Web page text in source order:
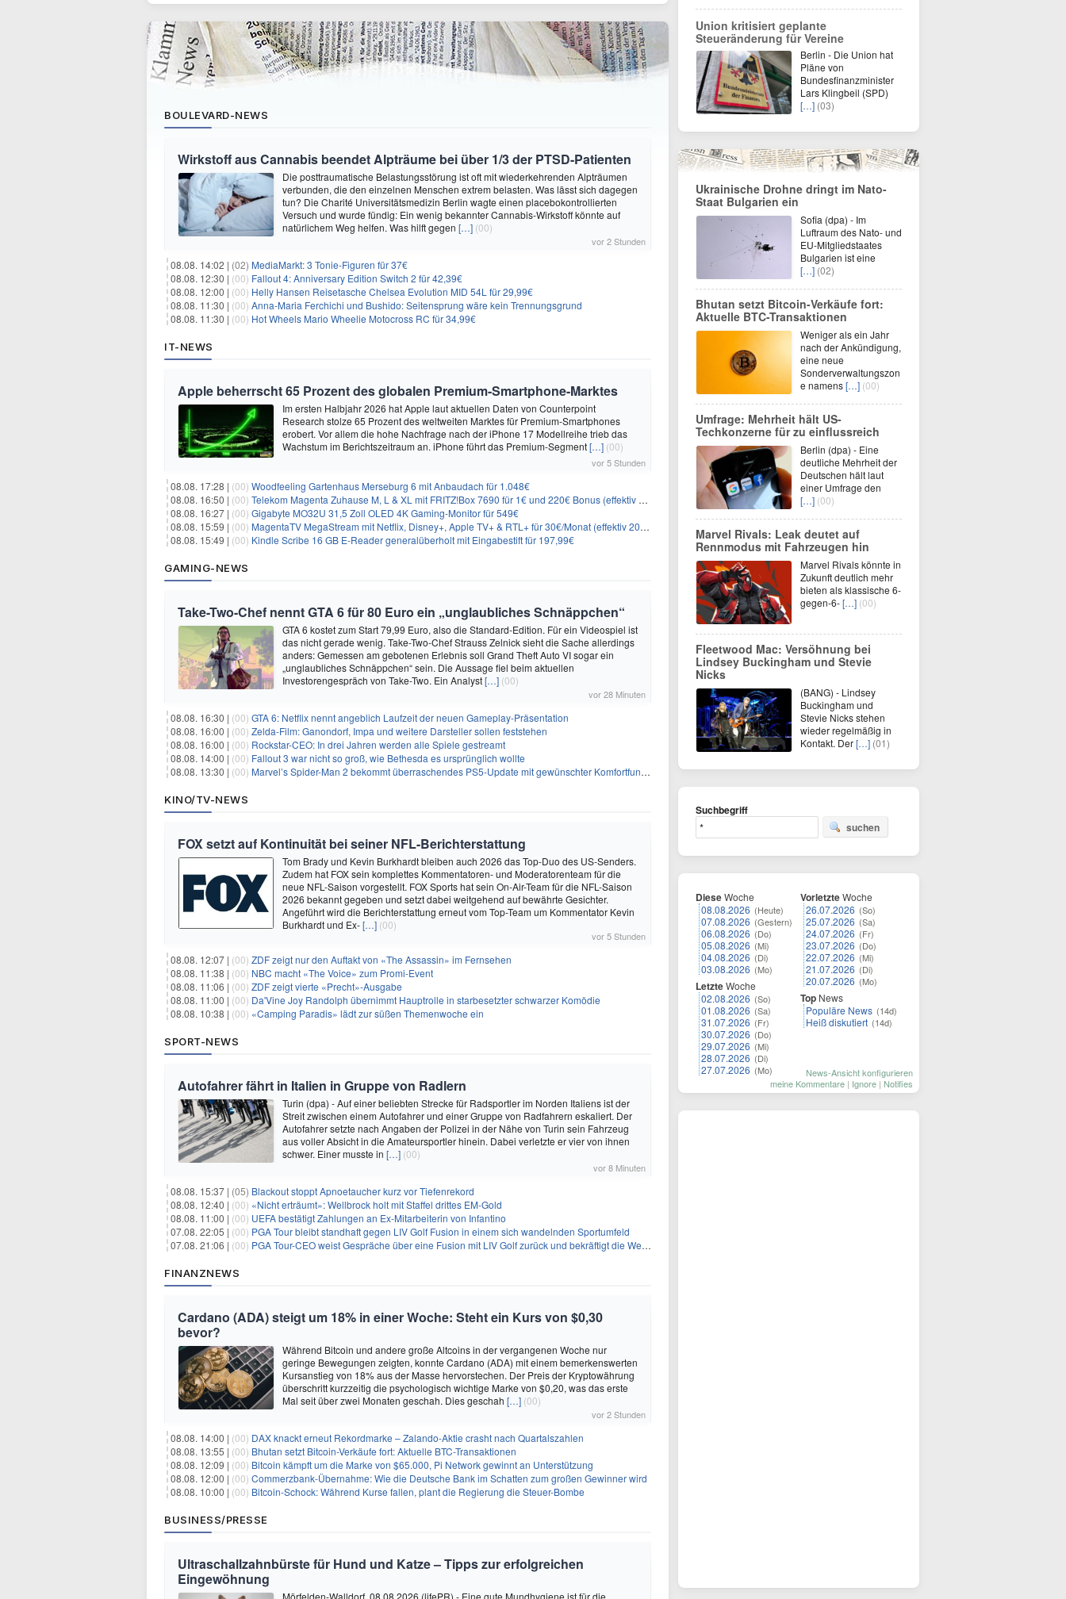
BOULEVARD-NEWS
Wirkstoff aus Cannabis beendet Alpträume bei über 1/3 der PTSD-Patienten
Die posttraumatische Belastungsstörung ist oft mit wiederkehrenden Alpträumen
verbunden, die den einzelnen Menschen extrem belasten. Was lässt sich dagegen
tun? Die Charité Universitätsmedizin Berlin wagte einen placebokontrollierten
Versuch und wurde fündig: Ein wenig bekannter Cannabis-Wirkstoff könnte auf
natürlichem Weg helfen. Was hilft gegen […] (00)
vor 2 Stunden
08.08. 14:02 | (02) MediaMarkt: 3 Tonie-Figuren für 37€
08.08. 12:30 | (00) Fallout 4: Anniversary Edition Switch 2 für 42,39€
08.08. 12:00 | (00) Helly Hansen Reisetasche Chelsea Evolution MID 54L für 29,99€
08.08. 11:30 | (00) Anna-Maria Ferchichi und Bushido: Seitensprung wäre kein Trennungsgrund
08.08. 11:30 | (00) Hot Wheels Mario Wheelie Motocross RC für 34,99€
IT-NEWS
Apple beherrscht 65 Prozent des globalen Premium-Smartphone-Marktes
Im ersten Halbjahr 2026 hat Apple laut aktuellen Daten von Counterpoint
Research stolze 65 Prozent des weltweiten Marktes für Premium-Smartphones
erobert. Vor allem die hohe Nachfrage nach der iPhone 17 Modellreihe trieb das
Wachstum im Berichtszeitraum an. iPhone führt das Premium-Segment[…] (00)
vor 5 Stunden
08.08. 17:28 | (00) Woodfeeling Gartenhaus Merseburg 6 mit Anbaudach für 1.048€
08.08. 16:50 | (00) Telekom Magenta Zuhause M, L & XL mit FRITZ!Box 7690 für 1€ und 220€ Bonus (effektiv ab 19,74€/Monat)
08.08. 16:27 | (00) Gigabyte MO32U 31,5 Zoll OLED 4K Gaming-Monitor für 549€
08.08. 15:59 | (00) MagentaTV MegaStream mit Netflix, Disney+, Apple TV+ & RTL+ für 30€/Monat (effektiv 20,83€/Monat)
08.08. 15:49 | (00) Kindle Scribe 16 GB E-Reader generalüberholt mit Eingabestift für 197,99€
GAMING-NEWS
Take-Two-Chef nennt GTA 6 für 80 Euro ein „unglaubliches Schnäppchen“
GTA 6 kostet zum Start 79,99 Euro, also die Standard-Edition. Für ein Videospiel ist
das nicht gerade wenig. Take-Two-Chef Strauss Zelnick sieht die Sache allerdings
anders: Gemessen am gebotenen Erlebnis soll Grand Theft Auto VI sogar ein
„unglaubliches Schnäppchen“ sein. Die Aussage fiel beim aktuellen
Investorengespräch von Take-Two. Ein Analyst[…] (00)
vor 28 Minuten
08.08. 16:30 | (00) GTA 6: Netflix nennt angeblich Laufzeit der neuen Gameplay-Präsentation
08.08. 16:00 | (00) Zelda-Film: Ganondorf, Impa und weitere Darsteller sollen feststehen
08.08. 16:00 | (00) Rockstar-CEO: In drei Jahren werden alle Spiele gestreamt
08.08. 14:00 | (00) Fallout 3 war nicht so groß, wie Bethesda es ursprünglich wollte
08.08. 13:30 | (00) Marvel’s Spider-Man 2 bekommt überraschendes PS5-Update mit gewünschter Komfortfunktion
KINO/TV-NEWS
FOX setzt auf Kontinuität bei seiner NFL-Berichterstattung
Tom Brady und Kevin Burkhardt bleiben auch 2026 das Top-Duo des US-Senders.
Zudem hat FOX sein komplettes Kommentatoren- und Moderatorenteam für die
neue NFL-Saison vorgestellt. FOX Sports hat sein On-Air-Team für die NFL-Saison
2026 bekannt gegeben und setzt dabei weitgehend auf bewährte Gesichter.
Angeführt wird die Berichterstattung erneut vom Top-Team um Kommentator Kevin
Burkhardt und Ex-[…] (00)
vor 5 Stunden
08.08. 12:07 | (00) ZDF zeigt nur den Auftakt von «The Assassin» im Fernsehen
08.08. 11:38 | (00) NBC macht «The Voice» zum Promi-Event
08.08. 11:06 | (00) ZDF zeigt vierte «Precht»-Ausgabe
08.08. 11:00 | (00) Da'Vine Joy Randolph übernimmt Hauptrolle in starbesetzter schwarzer Komödie
08.08. 10:38 | (00) «Camping Paradis» lädt zur süßen Themenwoche ein
SPORT-NEWS
Autofahrer fährt in Italien in Gruppe von Radlern
Turin (dpa) - Auf einer beliebten Strecke für Radsportler im Norden Italiens ist der
Streit zwischen einem Autofahrer und einer Gruppe von Radfahrern eskaliert. Der
Autofahrer setzte nach Angaben der Polizei in der Nähe von Turin sein Fahrzeug
aus voller Absicht in die Amateursportler hinein. Dabei verletzte er vier von ihnen
schwer. Einer musste in […] (00)
vor 8 Minuten
08.08. 15:37 | (05) Blackout stoppt Apnoetaucher kurz vor Tiefenrekord
08.08. 12:40 | (00) «Nicht erträumt»: Wellbrock holt mit Staffel drittes EM-Gold
08.08. 11:00 | (00) UEFA bestätigt Zahlungen an Ex-Mitarbeiterin von Infantino
07.08. 22:05 | (00) PGA Tour bleibt standhaft gegen LIV Golf Fusion in einem sich wandelnden Sportumfeld
07.08. 21:06 | (00) PGA Tour-CEO weist Gespräche über eine Fusion mit LIV Golf zurück und bekräftigt die Wettbewerbslandschaft
FINANZNEWS
Cardano (ADA) steigt um 18% in einer Woche: Steht ein Kurs von $0,30
bevor?
Während Bitcoin und andere große Altcoins in der vergangenen Woche nur
geringe Bewegungen zeigten, konnte Cardano (ADA) mit einem bemerkenswerten
Kursanstieg von 18% aus der Masse hervorstechen. Der Preis der Kryptowährung
überschritt kurzzeitig die psychologisch wichtige Marke von $0,20, was das erste
Mal seit über zwei Monaten geschah. Dies geschah […] (00)
vor 2 Stunden
08.08. 14:00 | (00) DAX knackt erneut Rekordmarke – Zalando-Aktie crasht nach Quartalszahlen
08.08. 13:55 | (00) Bhutan setzt Bitcoin-Verkäufe fort: Aktuelle BTC-Transaktionen
08.08. 12:09 | (00) Bitcoin kämpft um die Marke von $65.000, Pi Network gewinnt an Unterstützung
08.08. 12:00 | (00) Commerzbank-Übernahme: Wie die Deutsche Bank im Schatten zum großen Gewinner wird
08.08. 10:00 | (00) Bitcoin-Schock: Während Kurse fallen, plant die Regierung die Steuer-Bombe
BUSINESS/PRESSE
Ultraschallzahnbürste für Hund und Katze – Tipps zur erfolgreichen
Eingewöhnung
Mörfelden-Walldorf, 08.08.2026 (lifePR) - Eine gute Mundhygiene ist für die
Union kritisiert geplante
Steueränderung für Vereine
Berlin - Die Union hat
Pläne von
Bundesfinanzminister
Lars Klingbeil (SPD)
[…] (03)
Ukrainische Drohne dringt im Nato-
Staat Bulgarien ein
Sofia (dpa) - Im
Luftraum des Nato- und
EU-Mitgliedstaates
Bulgarien ist eine
[…] (02)
Bhutan setzt Bitcoin-Verkäufe fort:
Aktuelle BTC-Transaktionen
Weniger als ein Jahr
nach der Ankündigung,
eine neue
Sonderverwaltungszon
e namens[…] (00)
Umfrage: Mehrheit hält US-
Techkonzerne für zu einflussreich
Berlin (dpa) - Eine
deutliche Mehrheit der
Deutschen hält laut
einer Umfrage den
[…] (00)
Marvel Rivals: Leak deutet auf
Rennmodus mit Fahrzeugen hin
Marvel Rivals könnte in
Zukunft deutlich mehr
bieten als klassische 6-
gegen-6-[…] (00)
Fleetwood Mac: Versöhnung bei
Lindsey Buckingham und Stevie
Nicks
(BANG) - Lindsey
Buckingham und
Stevie Nicks stehen
wieder regelmäßig in
Kontakt. Der[…] (01)
Suchbegriff
suchen
DieseWoche
08.08.2026 (Heute)
07.08.2026 (Gestern)
06.08.2026 (Do)
05.08.2026 (Mi)
04.08.2026 (Di)
03.08.2026 (Mo)
LetzteWoche
02.08.2026 (So)
01.08.2026 (Sa)
31.07.2026 (Fr)
30.07.2026 (Do)
29.07.2026 (Mi)
28.07.2026 (Di)
27.07.2026 (Mo)
VorletzteWoche
26.07.2026 (So)
25.07.2026 (Sa)
24.07.2026 (Fr)
23.07.2026 (Do)
22.07.2026 (Mi)
21.07.2026 (Di)
20.07.2026 (Mo)
Top News
Populäre News (14d)
Heiß diskutiert (14d)
News-Ansicht konfigurieren
meine Kommentare | Ignore | Notifies